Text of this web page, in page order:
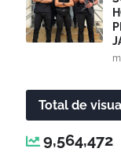
Total de
9,564,472